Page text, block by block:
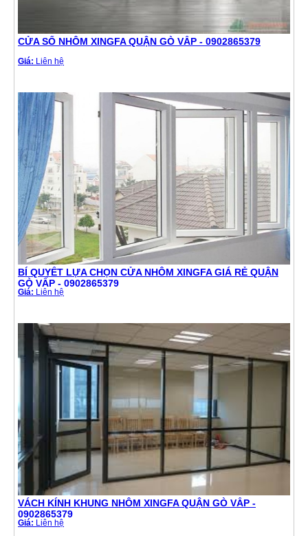
CỬA SỔ NHÔM XINGFA QUẬN GÒ VẤP - 0902865379
Giá: Liên hệ
BÍ QUYẾT LỰA CHỌN CỬA NHÔM XINGFA GIÁ RẺ QUẬN
GÒ VẤP - 0902865379
Giá: Liên hệ
VÁCH KÍNH KHUNG NHÔM XINGFA QUẬN GÒ VẤP -
0902865379
Giá: Liên hệ